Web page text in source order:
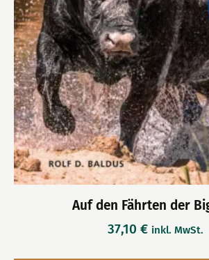
Auf den Fährten der
37,10 € inkl. MwSt.